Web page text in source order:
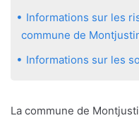
Informations sur les
commune de
Informations sur les
La commune de